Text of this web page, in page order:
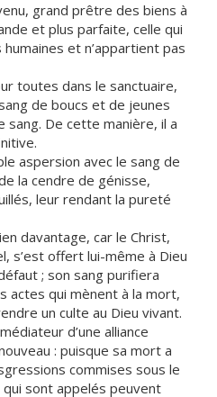
grand prêtre des biens à
et plus parfaite, celle qui
et n’appartient pas
toutes dans le sanctuaire,
de boucs et de jeunes
sang. De cette manière, il a
aspersion avec le sang de
la cendre de génisse,
leur rendant la pureté
davantage, car le Christ,
s’est offert lui-même à Dieu
; son sang purifiera
actes qui mènent à la mort,
un culte au Dieu vivant.
d’une alliance
: puisque sa mort a
commises sous le
sont appelés peuvent